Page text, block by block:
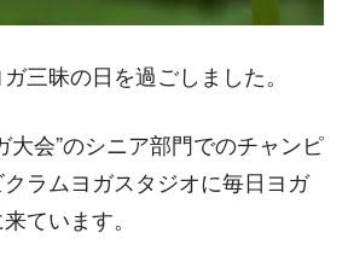
三昧の日を過ごしました。
大会”のシニア部門でのチャンピ
ラムヨガスタジオに毎日ヨガ
ています。